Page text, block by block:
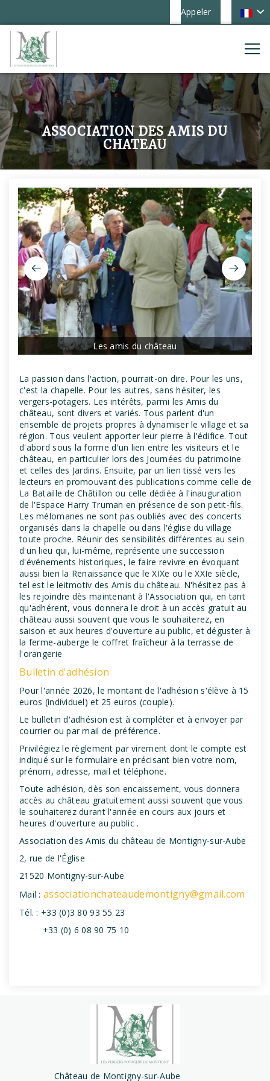
Appeler
ASSOCIATION DES AMIS DU
CHATEAU
Les amis du château
La passion dans l'action, pourrait-on dire. Pour les uns,
c'est la chapelle. Pour les autres, sans hésiter, les
vergers-potagers. Les intérêts, parmi les Amis du
château, sont divers et variés. Tous parlent d'un
ensemble de projets propres à dynamiser le village et sa
région. Tous veulent apporter leur pierre à l'édifice. Tout
d'abord sous la forme d'un lien entre les visiteurs et le
château, en particulier lors des Journées du patrimoine
et celles des Jardins. Ensuite, par un lien tissé vers les
lecteurs en promouvant des publications comme celle de
La Bataille de Châtillon ou celle dédiée à l'inauguration
de l'Espace Harry Truman en présence de son petit-fils.
Les mélomanes ne sont pas oubliés avec des concerts
organisés dans la chapelle ou dans l'église du village
toute proche. Réunir des sensibilités différentes au sein
d'un lieu qui, lui-même, représente une succession
d'événements historiques, le faire revivre en évoquant
aussi bien la Renaissance que le XIXe ou le XXIe siècle,
tel est le leitmotiv des Amis du château. N'hésitez pas à
les rejoindre dès maintenant à l'Association qui, en tant
qu'adhérent, vous donnera le droit à un accès gratuit au
château aussi souvent que vous le souhaiterez, en
saison et aux heures d'ouverture au public, et déguster à
la ferme-auberge le coffret fraîcheur à la terrasse de
l'orangerie
Bulletin d'adhésion
Pour l'année 2026, le montant de l'adhésion s'élève à 15
euros (individuel) et 25 euros (couple).
Le bulletin d'adhésion est à compléter et à envoyer par
courrier ou par mail de préférence.
Privilégiez le règlement par virement dont le compte est
indiqué sur le formulaire en précisant bien votre nom,
prénom, adresse, mail et téléphone.
Toute adhésion, dès son encaissement, vous donnera
accès au château gratuitement aussi souvent que vous
le souhaiterez durant l'année en cours aux jours et
heures d'ouverture au public .
Association des Amis du château de Montigny-sur-Aube
2, rue de l'Église
21520 Montigny-sur-Aube
Mail : associationchateaudemontigny@gmail.com
Tél. : +33 (0)3 80 93 55 23
+33 (0) 6 08 90 75 10
Château de Montigny-sur-Aube